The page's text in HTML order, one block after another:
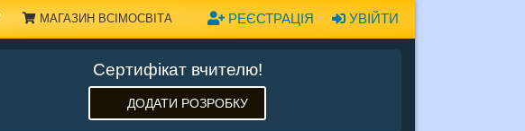
УВІЙТИ
РЕЄСТРАЦІЯ
МАГАЗИН ВСІМОСВІТА
Сертифікат вчителю!
ДОДАТИ РОЗРОБКУ